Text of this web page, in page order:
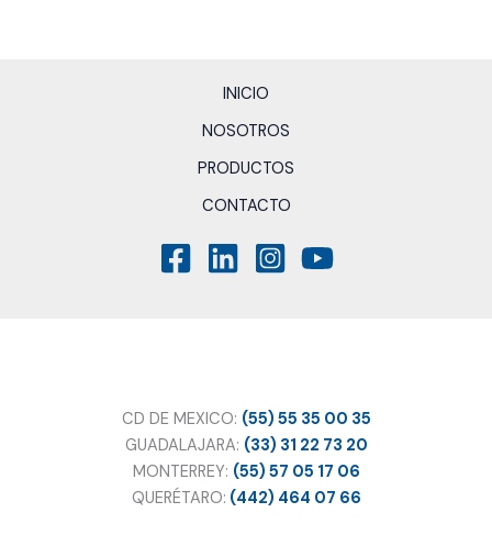
INICIO
NOSOTROS
PRODUCTOS
CONTACTO
CD DE MEXICO: (55) 55 35 00 35
GUADALAJARA: (33) 31 22 73 20
MONTERREY: (55) 57 05 17 06
QUERÉTARO: (442) 464 07 66